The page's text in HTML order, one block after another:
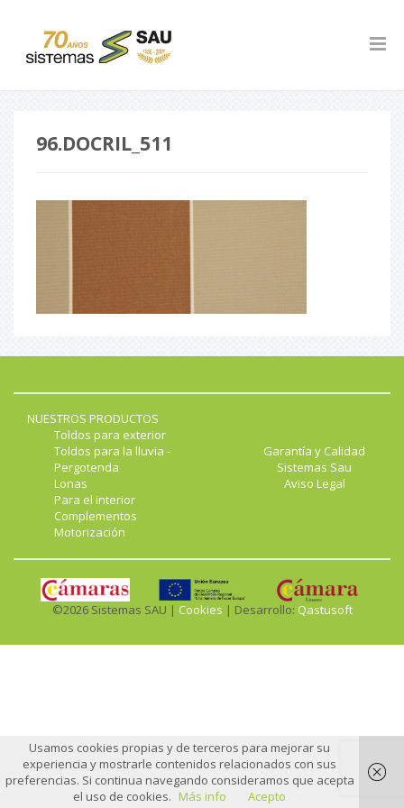
96.DOCRIL_511
NUESTROS PRODUCTOS
Toldos para exterior
Toldos para la lluvia -
Pergotenda
Lonas
Para el interior
Complementos
Motorización
Garantía y Calidad
Sistemas Sau
Aviso Legal
©2026 Sistemas SAU | Cookies | Desarrollo: Qastusoft
Usamos cookies propias y de terceros para mejorar su
experiencia y mostrarle contenidos relacionados con sus
preferencias. Si continua navegando consideramos que acepta
el uso de cookies. Más info Acepto